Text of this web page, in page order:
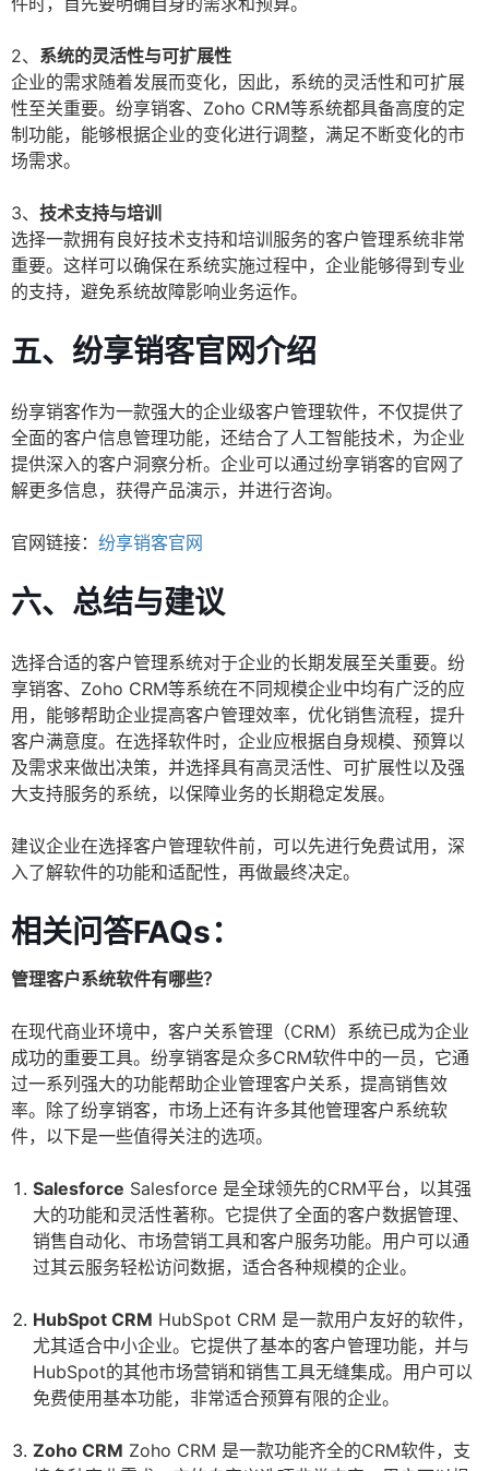
2、 系统的灵活性与可扩展性
企业的需求随着发展而变化，因此，系统的灵活性和可扩展
性至关重要。纷享销客、Zoho CRM等系统都具备高度的定
制功能，能够根据企业的变化进行调整，满足不断变化的市
场需求。
3、 技术支持与培训
选择一款拥有良好技术支持和培训服务的客户管理系统非常
重要。这样可以确保在系统实施过程中，企业能够得到专业
的支持，避免系统故障影响业务运作。
五、纷享销客官网介绍
纷享销客作为一款强大的企业级客户管理软件，不仅提供了
全面的客户信息管理功能，还结合了人工智能技术，为企业
提供深入的客户洞察分析。企业可以通过纷享销客的官网了
解更多信息，获得产品演示，并进行咨询。
官网链接： 纷享销客官网
六、总结与建议
选择合适的客户管理系统对于企业的长期发展至关重要。纷
享销客、Zoho CRM等系统在不同规模企业中均有广泛的应
用，能够帮助企业提高客户管理效率，优化销售流程，提升
客户满意度。在选择软件时，企业应根据自身规模、预算以
及需求来做出决策，并选择具有高灵活性、可扩展性以及强
大支持服务的系统，以保障业务的长期稳定发展。
建议企业在选择客户管理软件前，可以先进行免费试用，深
入了解软件的功能和适配性，再做最终决定。
相关问答FAQs：
管理客户系统软件有哪些？
在现代商业环境中，客户关系管理（CRM）系统已成为企业
成功的重要工具。纷享销客是众多CRM软件中的一员，它通
过一系列强大的功能帮助企业管理客户关系，提高销售效
率。除了纷享销客，市场上还有许多其他管理客户系统软
件，以下是一些值得关注的选项。
Salesforce Salesforce 是全球领先的CRM平台，以其强
大的功能和灵活性著称。它提供了全面的客户数据管理、
销售自动化、市场营销工具和客户服务功能。用户可以通
过其云服务轻松访问数据，适合各种规模的企业。
HubSpot CRM HubSpot CRM 是一款用户友好的软件，
尤其适合中小企业。它提供了基本的客户管理功能，并与
HubSpot的其他市场营销和销售工具无缝集成。用户可以
免费使用基本功能，非常适合预算有限的企业。
Zoho CRM Zoho CRM 是一款功能齐全的CRM软件，支